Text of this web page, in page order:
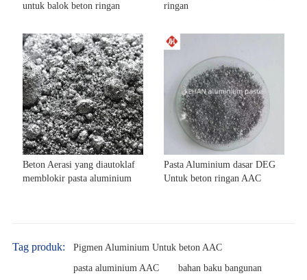
untuk balok beton ringan
ringan
Beton Aerasi yang diautoklaf
memblokir pasta aluminium
Pasta Aluminium dasar DEG
Untuk beton ringan AAC
Tag produk:
Pigmen Aluminium Untuk beton AAC
pasta aluminium AAC
bahan baku bangunan